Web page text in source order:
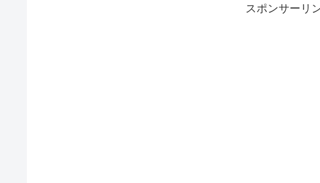
スポンサーリ